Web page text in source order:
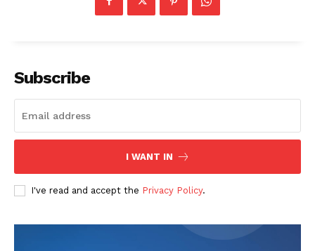
Subscribe
I WANT IN
I've read and accept the Privacy Policy.